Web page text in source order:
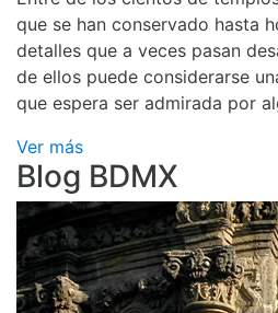
que se han conservado hasta
detalles que a veces pasan
de ellos puede considerarse
que espera ser admirada por
Ver más
Blog BDMX